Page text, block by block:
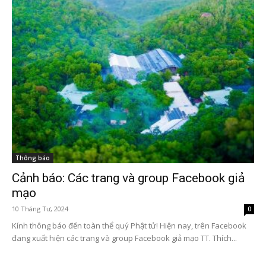
Thông báo
Cảnh báo: Các trang và group Facebook giả
mạo
10 Tháng Tư, 2024 0
Kính thông báo đến toàn thể quý Phật tử! Hiện nay, trên Facebook
đang xuất hiện các trang và group Facebook giả mạo TT. Thích...